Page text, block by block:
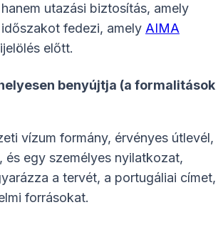
utazási biztosítás, amely
fedezi, amely AIMA
előtt.
benyújtja (a formalitások
vízum formány, érvényes útlevél,
és egy személyes nyilatkozat,
a tervét, a portugáliai címet,
forrásokat.